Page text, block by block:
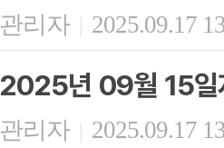
관리자 | 2025.09.17
2025년 09월 15일
관리자 | 2025.09.17